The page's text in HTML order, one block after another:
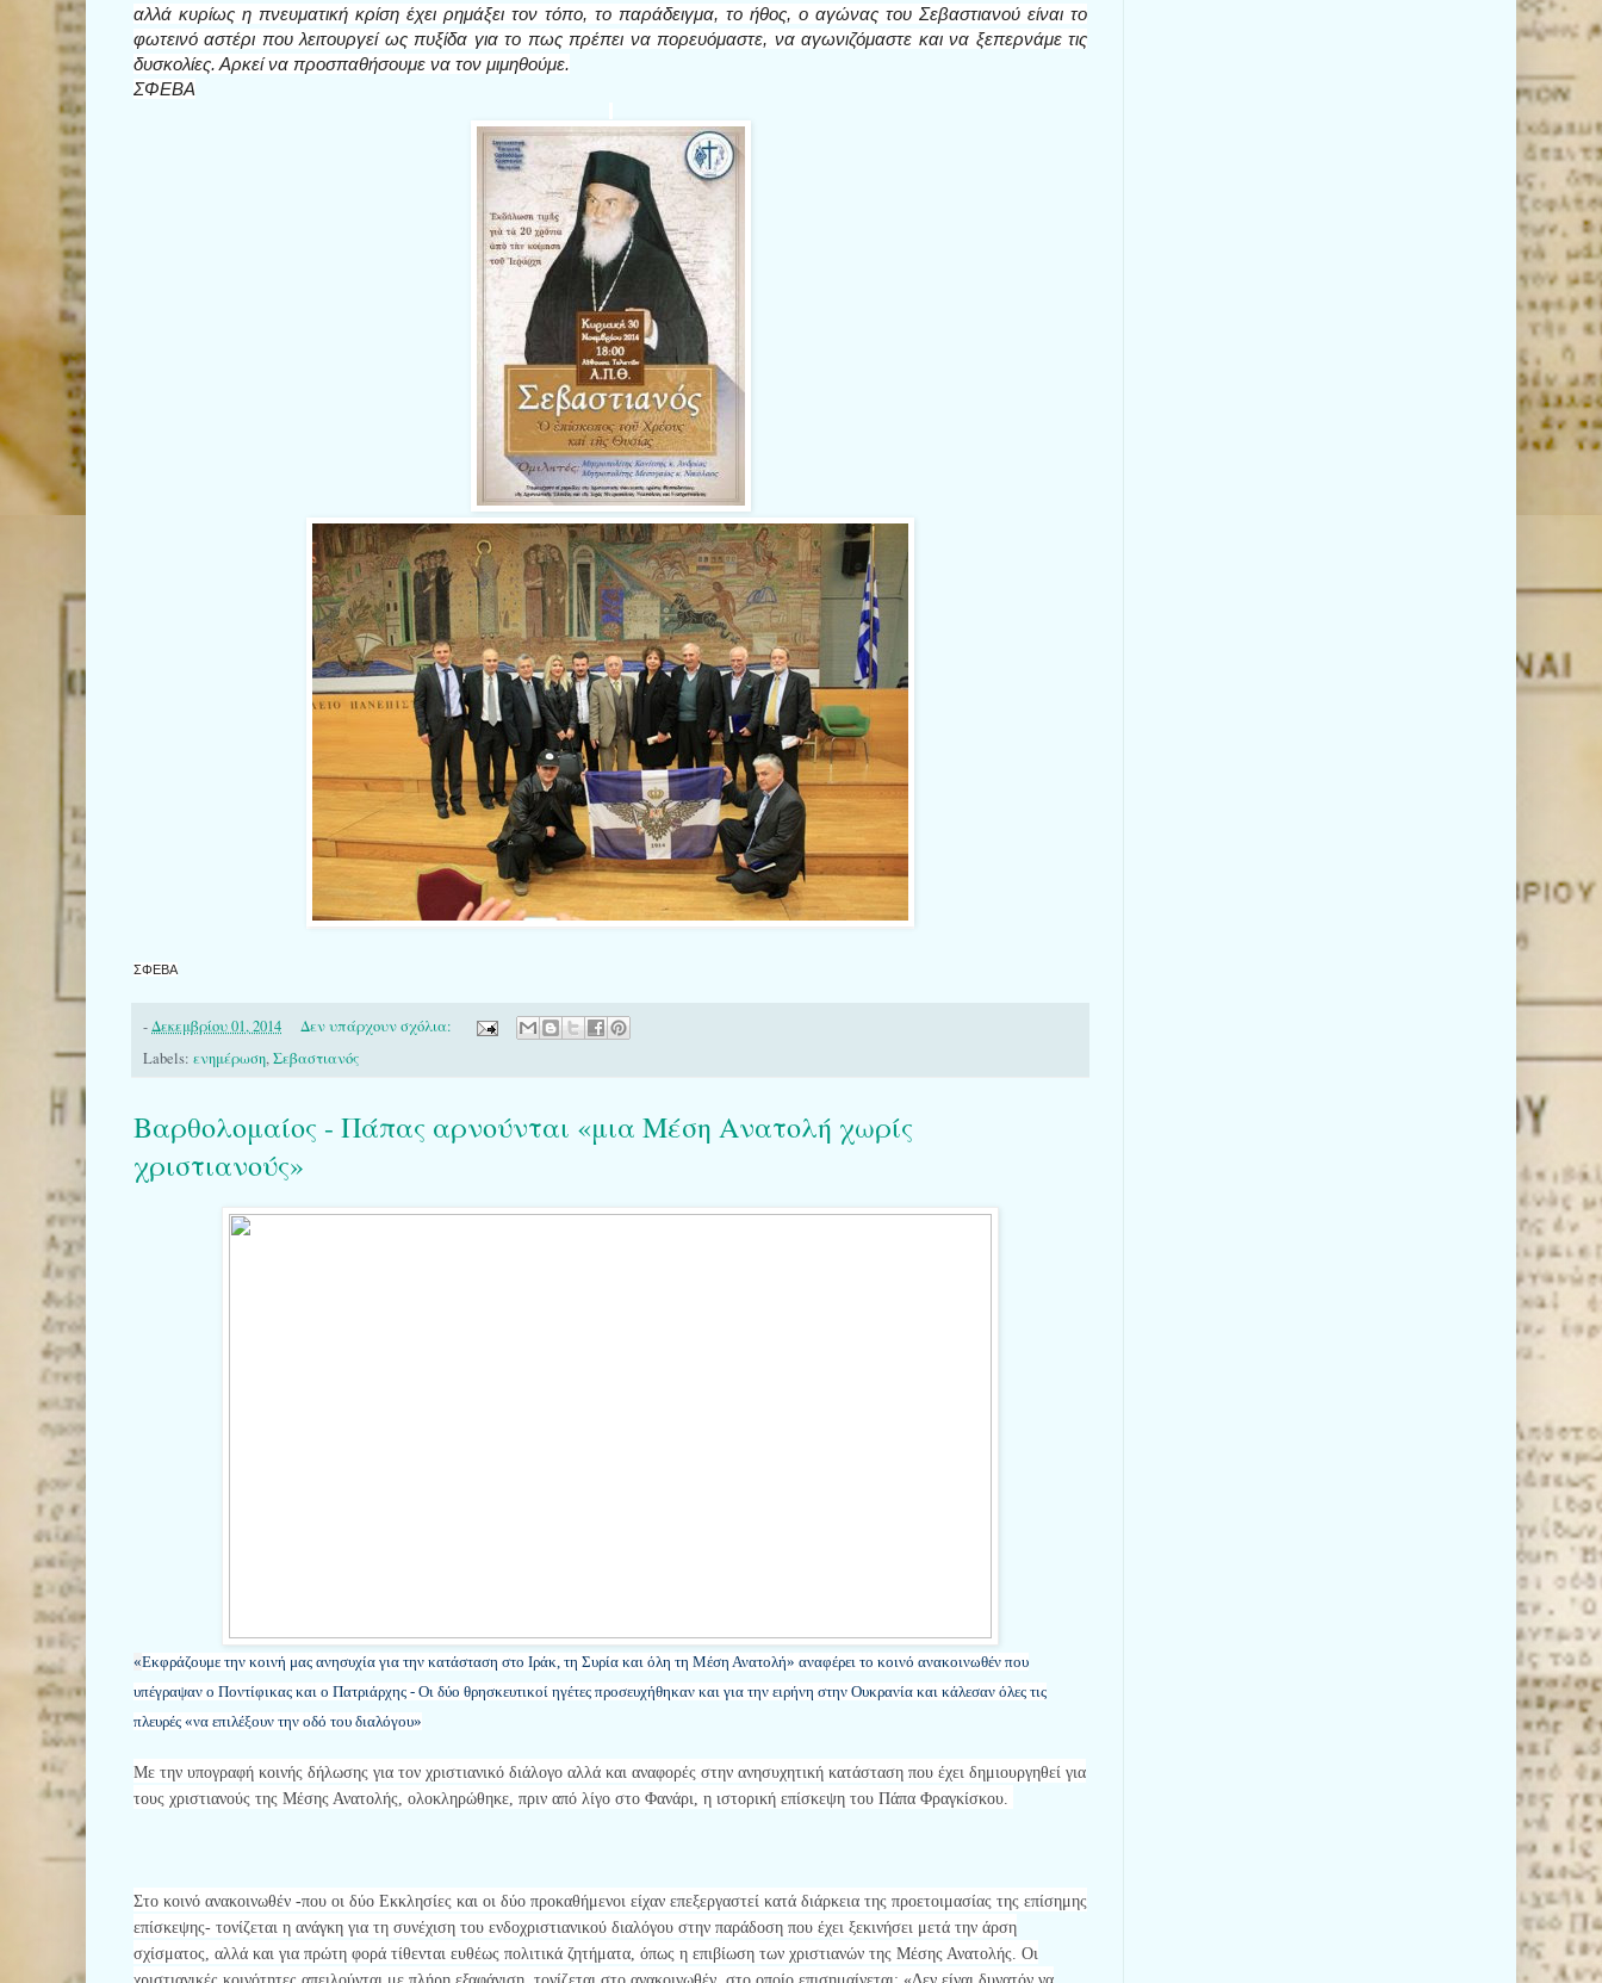
αλλά κυρίως η πνευματική κρίση έχει ρημάξει τον τόπο, το παράδειγμα, το ήθος, ο αγώνας του Σεβαστιανού είναι το
φωτεινό αστέρι που λειτουργεί ως πυξίδα για το πως πρέπει να πορευόμαστε, να αγωνιζόμαστε και να ξεπερνάμε τις
δυσκολίες. Αρκεί να προσπαθήσουμε να τον μιμηθούμε.
ΣΦΕΒΑ
ΣΦΕΒΑ
-Δεκεμβρίου 01, 2014
Δεν υπάρχουν σχόλια:
Labels: ενημέρωση,Σεβαστιανός
Βαρθολομαίος - Πάπας αρνούνται «μια Μέση Ανατολή χωρίς
χριστιανούς»
«Εκφράζουμε την κοινή μας ανησυχία για την κατάσταση στο Ιράκ, τη Συρία και όλη τη Μέση Ανατολή» αναφέρει το κοινό ανακοινωθέν που
υπέγραψαν ο Ποντίφικας και ο Πατριάρχης - Οι δύο θρησκευτικοί ηγέτες προσευχήθηκαν και για την ειρήνη στην Ουκρανία και κάλεσαν όλες τις
πλευρές «να επιλέξουν την οδό του διαλόγου»
Με την υπογραφή κοινής δήλωσης για τον χριστιανικό διάλογο αλλά και αναφορές στην ανησυχητική κατάσταση που έχει δημιουργηθεί για
τους χριστιανούς της Μέσης Ανατολής, ολοκληρώθηκε, πριν από λίγο στο Φανάρι, η ιστορική επίσκεψη του Πάπα Φραγκίσκου.
Στο κοινό ανακοινωθέν -που οι δύο Εκκλησίες και οι δύο προκαθήμενοι είχαν επεξεργαστεί κατά διάρκεια της προετοιμασίας της επίσημης
επίσκεψης- τονίζεται η ανάγκη για τη συνέχιση του ενδοχριστιανικού διαλόγου στην παράδοση που έχει ξεκινήσει μετά την άρση
σχίσματος, αλλά και για πρώτη φορά τίθενται ευθέως πολιτικά ζητήματα, όπως η επιβίωση των χριστιανών της Μέσης Ανατολής. Οι